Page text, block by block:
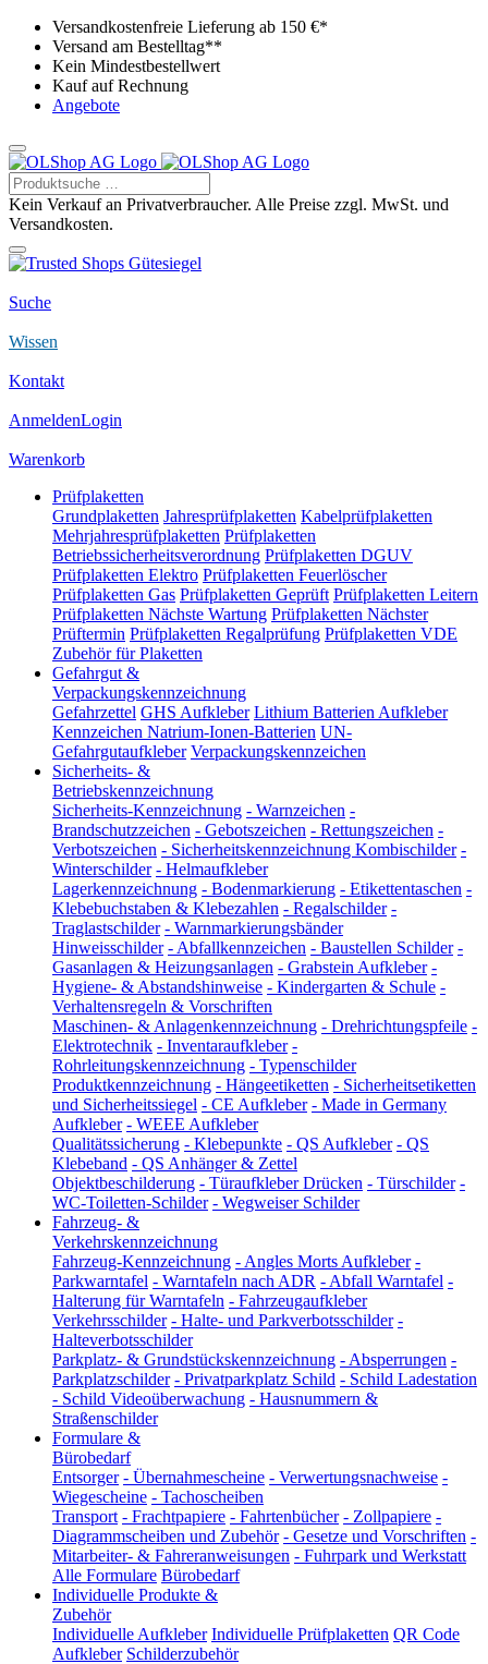
Versandkostenfreie Lieferung ab 150 €*
Versand am Bestelltag**
Kein Mindestbestellwert
Kauf auf Rechnung
Angebote
Kein Verkauf an Privatverbraucher. Alle Preise zzgl. MwSt. und
Versandkosten.
Suche
Wissen
Kontakt
AnmeldenLogin
Warenkorb
Prüfplaketten
Grundplaketten Jahresprüfplaketten Kabelprüfplaketten
Mehrjahresprüfplaketten Prüfplaketten
Betriebssicherheitsverordnung Prüfplaketten DGUV
Prüfplaketten Elektro Prüfplaketten Feuerlöscher
Prüfplaketten Gas Prüfplaketten Geprüft Prüfplaketten Leitern
Prüfplaketten Nächste Wartung Prüfplaketten Nächster
Prüftermin Prüfplaketten Regalprüfung Prüfplaketten VDE
Zubehör für Plaketten
Gefahrgut &
Verpackungskennzeichnung
Gefahrzettel GHS Aufkleber Lithium Batterien Aufkleber
Kennzeichen Natrium-Ionen-Batterien UN-
Gefahrgutaufkleber Verpackungskennzeichen
Sicherheits- &
Betriebskennzeichnung
Sicherheits-Kennzeichnung - Warnzeichen -
Brandschutzzeichen - Gebotszeichen - Rettungszeichen -
Verbotszeichen - Sicherheitskennzeichnung Kombischilder -
Winterschilder - Helmaufkleber
Lagerkennzeichnung - Bodenmarkierung - Etikettentaschen -
Klebebuchstaben & Klebezahlen - Regalschilder -
Traglastschilder - Warnmarkierungsbänder
Hinweisschilder - Abfallkennzeichen - Baustellen Schilder -
Gasanlagen & Heizungsanlagen - Grabstein Aufkleber -
Hygiene- & Abstandshinweise - Kindergarten & Schule -
Verhaltensregeln & Vorschriften
Maschinen- & Anlagenkennzeichnung - Drehrichtungspfeile -
Elektrotechnik - Inventaraufkleber -
Rohrleitungskennzeichnung - Typenschilder
Produktkennzeichnung - Hängeetiketten - Sicherheitsetiketten
und Sicherheitssiegel - CE Aufkleber - Made in Germany
Aufkleber - WEEE Aufkleber
Qualitätssicherung - Klebepunkte - QS Aufkleber - QS
Klebeband - QS Anhänger & Zettel
Objektbeschilderung - Türaufkleber Drücken - Türschilder -
WC-Toiletten-Schilder - Wegweiser Schilder
Fahrzeug- &
Verkehrskennzeichnung
Fahrzeug-Kennzeichnung - Angles Morts Aufkleber -
Parkwarntafel - Warntafeln nach ADR - Abfall Warntafel -
Halterung für Warntafeln - Fahrzeugaufkleber
Verkehrsschilder - Halte- und Parkverbotsschilder -
Halteverbotsschilder
Parkplatz- & Grundstückskennzeichnung - Absperrungen -
Parkplatzschilder - Privatparkplatz Schild - Schild Ladestation
- Schild Videoüberwachung - Hausnummern &
Straßenschilder
Formulare &
Bürobedarf
Entsorger - Übernahmescheine - Verwertungsnachweise -
Wiegescheine - Tachoscheiben
Transport - Frachtpapiere - Fahrtenbücher - Zollpapiere -
Diagrammscheiben und Zubehör - Gesetze und Vorschriften -
Mitarbeiter- & Fahreranweisungen - Fuhrpark und Werkstatt
Alle Formulare Bürobedarf
Individuelle Produkte &
Zubehör
Individuelle Aufkleber Individuelle Prüfplaketten QR Code
Aufkleber Schilderzubehör